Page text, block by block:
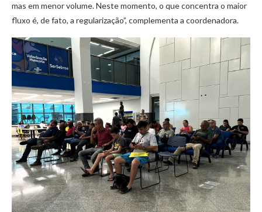
mas em menor volume. Neste momento, o que concentra o maior
fluxo é, de fato, a regularização”, complementa a coordenadora.